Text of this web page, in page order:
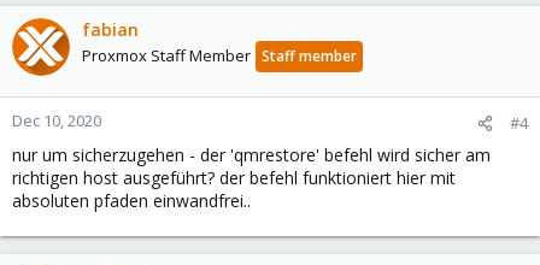
fabian
Proxmox Staff Member Staff member
Dec 10, 2020 #4
nur um sicherzugehen - der 'qmrestore' befehl wird sicher am
richtigen host ausgeführt? der befehl funktioniert hier mit
absoluten pfaden einwandfrei..